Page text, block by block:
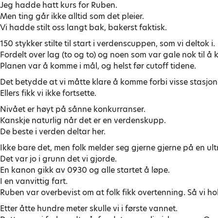
Jeg hadde hatt kurs for Ruben.
Men ting går ikke alltid som det pleier.
Vi hadde stilt oss langt bak, bakerst faktisk.
150 stykker stilte til start i verdenscuppen, som vi deltok i.
Fordelt over lag (to og to) og noen som var gale nok til å
Planen var å komme i mål, og helst før cutoff tidene.
Det betydde at vi måtte klare å komme forbi visse
Ellers fikk vi ikke fortsette.
Nivået er høyt på sånne konkurranser.
Kanskje naturlig når det er en verdenskupp.
De beste i verden deltar her.
Ikke bare det, men folk melder seg gjerne gjerne på en
Det var jo i grunn det vi gjorde.
En kanon gikk av 0930 og alle startet å løpe.
I en vanvittig fart.
Ruben var overbevist om at folk fikk overtenning. Så vi
Etter åtte hundre meter skulle vi i første vannet.